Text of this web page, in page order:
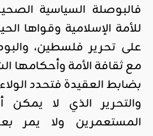
فالبوصلة السياسية
للأمة الإسلامية وقواها
على تحرير فلسطين،
مع ثقافة الأمة وأحكامها
بضابط العقيدة فتحدد
والتحرير الذي لا يمكن
المستعمرين ولا يمر